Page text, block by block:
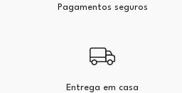
Pagamentos seguros
Entrega em casa